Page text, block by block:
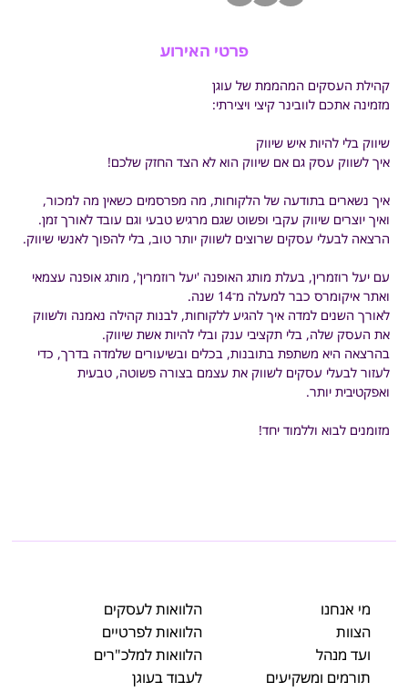
פרטי האירוע
קהילת העסקים המהממת של עוגן
מזמינה אתכם לוובינר קיצי ויצירתי:
שיווק בלי להיות איש שיווק
איך לשווק עסק גם אם שיווק הוא לא הצד החזק שלכם!
איך נשארים בתודעה של הלקוחות, מה מפרסמים כשאין מה למכור,
ואיך יוצרים שיווק עקבי ופשוט שגם מרגיש טבעי וגם עובד לאורך זמן.
הרצאה לבעלי עסקים שרוצים לשווק יותר טוב, בלי להפוך לאנשי שיווק.
עם יעל רוזמרין, בעלת מותג האופנה 'יעל רוזמרין', מותג אופנה עצמאי
ואתר איקומרס כבר למעלה מ־14 שנה.
לאורך השנים למדה איך להגיע ללקוחות, לבנות קהילה נאמנה ולשווק
את העסק שלה, בלי תקציבי ענק ובלי להיות אשת שיווק.
בהרצאה היא משתפת בתובנות, בכלים ובשיעורים שלמדה בדרך, כדי
לעזור לבעלי עסקים לשווק את עצמם בצורה פשוטה, טבעית
ואפקטיבית יותר.
מזומנים לבוא וללמוד יחד!
הלוואות לעסקים
הלוואות לפרטיים
הלוואות למלכ"רים
לעבוד בעוגן
מי אנחנו
הצוות
ועד מנהל
תורמים ומשקיעים